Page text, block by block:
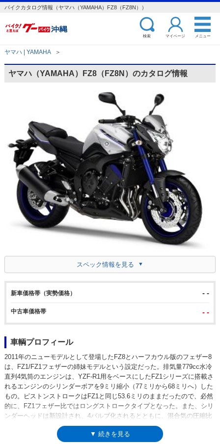
バイクカタログ情報（ヤマハ（YAMAHA）FZ8（FZ8N））
検索 マイページ メニュー
ヤマハ | YAMAHA ＞
ヤマハ（YAMAHA）FZ8（FZ8N）のカタログ情報
スペック情報を見る
新車価格帯（実勢価格） - -
中古車価格帯 - -
車輌プロフィール
2011年のニューモデルとして登場したFZ8とハーフカウル版のフェザー8
は、FZ1/FZ1フェザーの姉妹モデルという設定だった。排気量779cc水冷
直列4気筒のエンジンは、YZF-R1用をベースにしたFZ1シリーズに搭載さ
れるエンジンのシリンダーボアを9ミリ縮小（77ミリから68ミリへ）した
もの。ピストンストロークはFZ1と同じ53.6ミリのままだったので、必然
的に、FZ1フェザー比ではロングストロークタイプとなった。また、シリ
ンダーヘッドは新設計され、4バルブ化されるとともに、混合気の圧縮比
は12.0：1まで高められていた（FZ1は10.5：1）。フレームはFZ1と同一
スペックのもので、フロントフォークも同じφ43の倒立タイプだった。も
▼ 続きを見る